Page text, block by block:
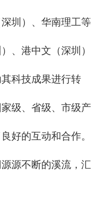
圳）、华南理工等
、港中文（深圳）
科技成果进行转
级、省级、市级产
好的互动和合作。
源不断的溪流，汇